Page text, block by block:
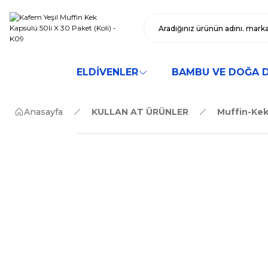
ELDİVENLER BAMBU VE DOĞA
Anasayfa KULLAN AT ÜRÜNLER Muffin-